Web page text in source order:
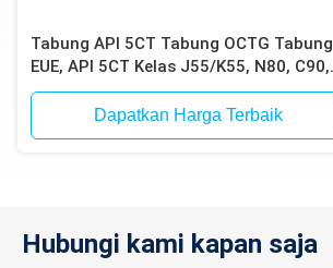
Tabung API 5CT Tabung OCTG Tabung
EUE, API 5CT Kelas J55/K55, N80, C90,
C95, P110, Berakhir EUE
Dapatkan Harga Terbaik
Hubungi kami kapan saja